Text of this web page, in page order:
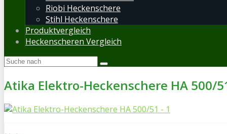
Riobi Heckenschere
Stihl Heckenschere
Produktvergleich
Heckenscheren Vergleich
Atika Elektro-Heckenschere HA 500/